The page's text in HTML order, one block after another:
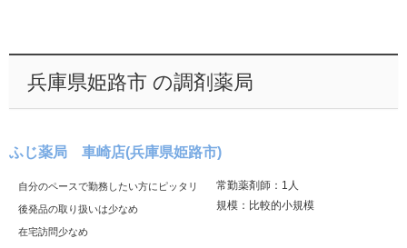
兵庫県姫路市 の調剤薬局
ふじ薬局 車崎店(兵庫県姫路市)
自分のペースで勤務したい方にピッタリ
後発品の取り扱いは少なめ
在宅訪問少なめ
常勤薬剤師：1人
規模：比較的小規模